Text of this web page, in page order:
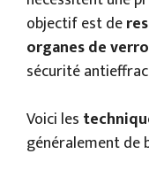
objectif est de
organes de
sécurité
Voici les
généralement de